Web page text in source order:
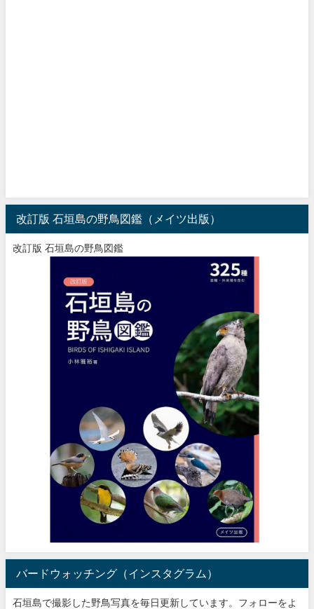
改訂版 石垣島の野鳥図鑑（メイツ出版）
改訂版 石垣島の野鳥図鑑
バードウォッチング（インスタグラム）
石垣島で撮影した野鳥写真を毎日更新しています。フォローをよ